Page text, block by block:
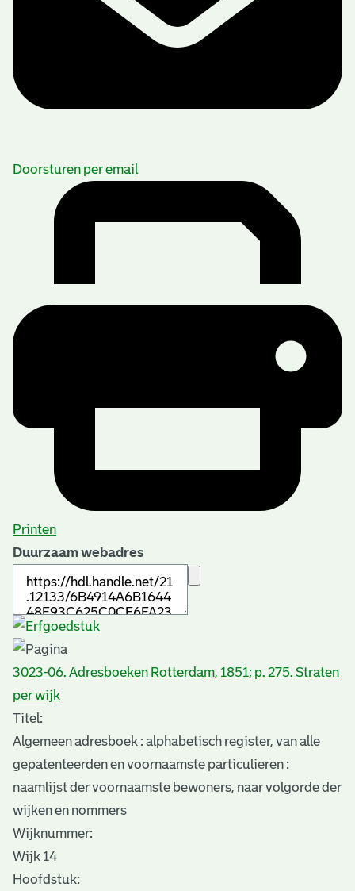
Doorsturen per email
Printen
Duurzaam webadres
3023-06. Adresboeken Rotterdam, 1851; p. 275. Straten
per wijk
Titel:
Algemeen adresboek : alphabetisch register, van alle
gepatenteerden en voornaamste particulieren :
naamlijst der voornaamste bewoners, naar volgorde der
wijken en nommers
Wijknummer:
Wijk 14
Hoofdstuk: